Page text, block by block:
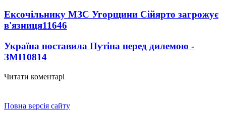
Ексочільнику МЗС Угорщини Сійярто загрожує
в'язниця11646
Україна поставила Путіна перед дилемою -
ЗМІ10814
Читати коментарі
Повна версія сайту